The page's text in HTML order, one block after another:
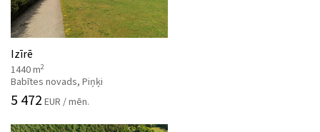
Izīrē
1440 m2
Babītes novads, Piņķi
5 472 EUR / mēn.